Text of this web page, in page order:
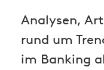
Analysen,
rund um
im Banking